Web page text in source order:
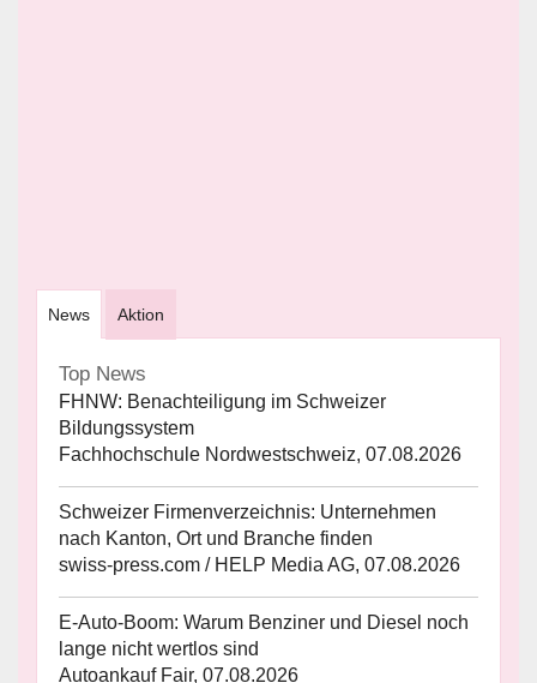
News Aktion
Top News
FHNW: Benachteiligung im Schweizer
Bildungssystem
Fachhochschule Nordwestschweiz, 07.08.2026
Schweizer Firmenverzeichnis: Unternehmen
nach Kanton, Ort und Branche finden
swiss-press.com / HELP Media AG, 07.08.2026
E-Auto-Boom: Warum Benziner und Diesel noch
lange nicht wertlos sind
Autoankauf Fair, 07.08.2026